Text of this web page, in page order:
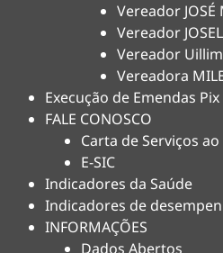
Vereador JOSÉ
Vereador
Vereador
Vereadora
Execução de Emendas Pix
FALE CONOSCO
Carta de Serviços
E-SIC
Indicadores da Saúde
Indicadores de
INFORMAÇÕES
Dados Abertos